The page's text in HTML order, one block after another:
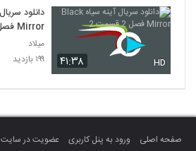
۴۱:۳۸ HD
Mirror فصل 2 قسمت 2
میلاد
۱۹۹ بازدید
صفحه اصلی ورود به پنل کاربری عضویت در سایت